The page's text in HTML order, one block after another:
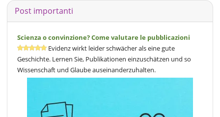
Post importanti
Scienza o convinzione? Come valutare le pubblicazioni
Evidenz wirkt leider schwächer als eine gute
Geschichte. Lernen Sie, Publikationen einzuschätzen und so
Wissenschaft und Glaube auseinanderzuhalten.